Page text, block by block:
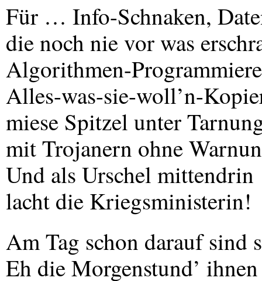
Für … Info-Schnaken,
die noch nie vor was
Algorithmen-
Alles-was-sie-woll’n-
miese Spitzel unter
mit Trojanern ohne
Und als Urschel mittendrin
lacht die Kriegsministerin!
Am Tag schon darauf sind
Eh die Morgenstund’